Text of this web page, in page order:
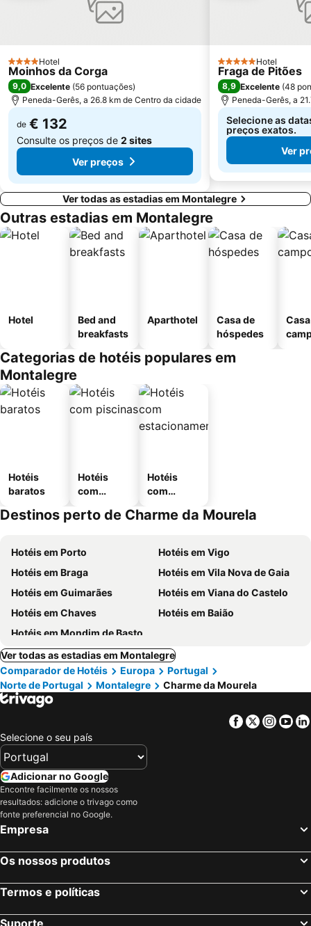
Terras de Lanhoso - 700 Anos
Espigueiros de Lindoso
Fluvial da Ponte do Bico
Museu e Centro Interpretativo do Linho
4 Estrelas
Hotel
Moinhos da Corga
9,0 Excelente (56 pontuações)
Peneda-Gerês, a 26.8 km de Centro da cidade
de € 132
Consulte os preços de 2 sites
Ver preços
5 EstrelasHotel
Fraga de Pitões
8,9 Excelente (48
Peneda-Gerês, a
Selecione as
preços exatos.
Ver
Ver todas as estadias em Montalegre
Outras estadias em Montalegre
Hotel
Bed and
breakfasts
Aparthotel
Casa de
hóspedes
Categorias de hotéis populares em
Montalegre
Hotéis
baratos
Hotéis
com
Hotéis
com
mento
Destinos perto de Charme da Mourela
Hotéis em Porto
Hotéis em Vigo
Hotéis em Braga
Hotéis em Vila Nova de Gaia
Hotéis em Guimarães
Hotéis em Viana do Castelo
Hotéis em Chaves
Hotéis em Baião
Hotéis em Mondim de Basto
Ver todas as estadias em Montalegre
Comparador de Hotéis
Europa
Portugal
Norte de Portugal
Montalegre Charme da Mourela
Facebook
Twitter
Selecione o seu país
Adicionar no Google
Encontre facilmente os nossos
resultados: adicione o trivago como
fonte preferencial no Google.
Empresa
Os nossos produtos
Termos e políticas
Suporte